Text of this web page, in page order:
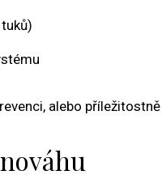
alebo